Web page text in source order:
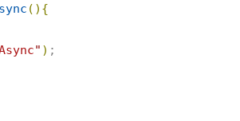
( ) {
" )